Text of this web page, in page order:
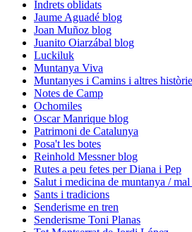
Indrets oblidats
Jaume Aguadé blog
Joan Muñoz blog
Juanito Oiarzábal blog
Luckiluk
Muntanya Viva
Muntanyes i Camins i altres
Notes de Camp
Ochomiles
Oscar Manrique blog
Patrimoni de Catalunya
Posa't les botes
Reinhold Messner blog
Rutes a peu fetes per Diana i Pep
Salut i medicina de muntanya /
Sants i tradicions
Senderisme en tren
Senderisme Toni Planas